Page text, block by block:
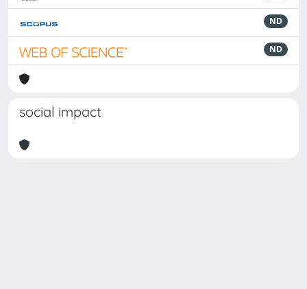
ND
ND
social impact